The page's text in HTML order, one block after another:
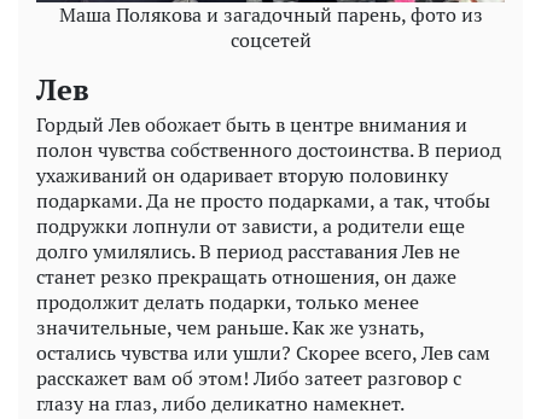
Маша Полякова и загадочный парень, фото из
соцсетей
Лев
Гордый Лев обожает быть в центре внимания и
полон чувства собственного достоинства. В период
ухаживаний он одаривает вторую половинку
подарками. Да не просто подарками, а так, чтобы
подружки лопнули от зависти, а родители еще
долго умилялись. В период расставания Лев не
станет резко прекращать отношения, он даже
продолжит делать подарки, только менее
значительные, чем раньше. Как же узнать,
остались чувства или ушли? Скорее всего, Лев сам
расскажет вам об этом! Либо затеет разговор с
глазу на глаз, либо деликатно намекнет.